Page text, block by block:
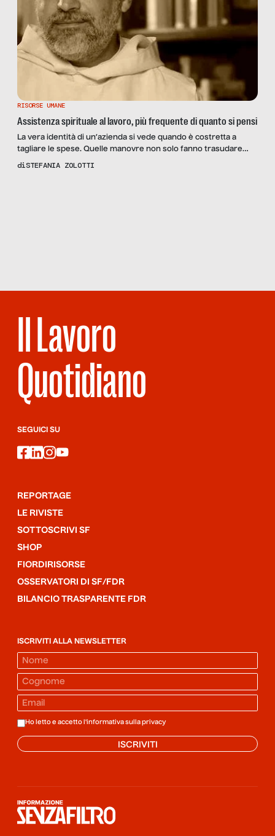
RISORSE UMANE
Assistenza spirituale al lavoro, più frequente di quanto si pensi
La vera identità di un’azienda si vede quando è costretta a
tagliare le spese. Quelle manovre non solo fanno trasudare
valori e disvalori ma, soprattutto, tolgono coperchi a pentole
diSTEFANIA ZOLOTTI
Il Lavoro
Quotidiano
SEGUICI SU
facebook
linkedin
instagram
youtube
REPORTAGE
LE RIVISTE
SOTTOSCRIVI SF
SHOP
FIORDIRISORSE
OSSERVATORI DI SF/FDR
BILANCIO TRASPARENTE FDR
ISCRIVITI ALLA NEWSLETTER
Ho letto e accetto l'informativa sulla privacy
ISCRIVITI